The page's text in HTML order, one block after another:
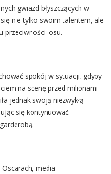
gwiazd błyszczących w
nie tylko swoim talentem, ale
przeciwności losu.
spokój w sytuacji, gdyby
na scenę przed milionami
jednak swoją niezwykłą
się kontynuować
media